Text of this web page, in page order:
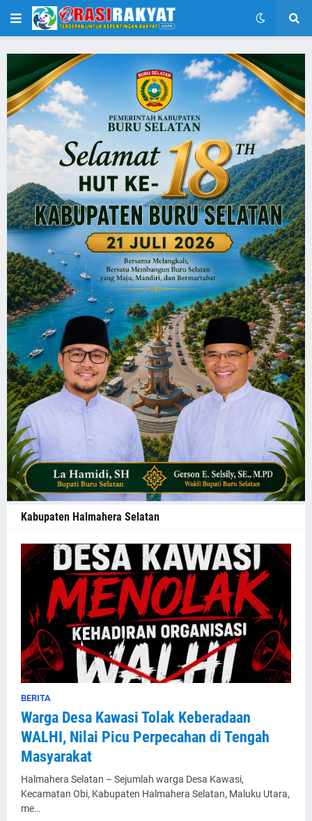
Kabupaten Halmahera Selatan
BERITA
Warga Desa Kawasi Tolak Keberadaan
WALHI, Nilai Picu Perpecahan di Tengah
Masyarakat
Halmahera Selatan – Sejumlah warga Desa Kawasi,
Kecamatan Obi, Kabupaten Halmahera Selatan, Maluku Utara,
me…